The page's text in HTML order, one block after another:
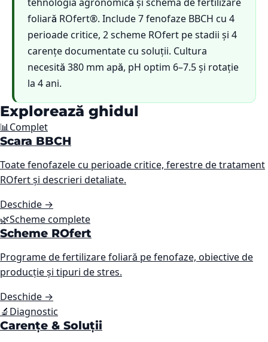
foliară ROfert®. Include 7 fenofaze BBCH cu 4
perioade critice, 2 scheme ROfert pe stadii și 4
carențe documentate cu soluții. Cultura
necesită 380 mm apă, pH optim 6–7.5 și rotație
la 4 ani.
Explorează ghidul
📊Complet
Scara BBCH
Toate fenofazele cu perioade critice, ferestre de tratament
ROfert și descrieri detaliate.
Deschide →
🌿Scheme complete
Scheme ROfert
Programe de fertilizare foliară pe fenofaze, obiective de
producție și tipuri de stres.
Deschide →
🔬 Diagnostic
Carențe & Soluții